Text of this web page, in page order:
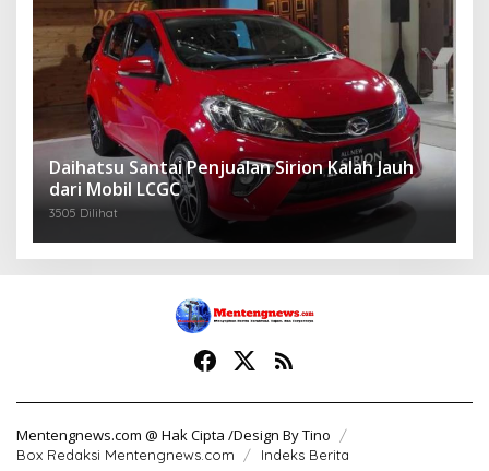
Daihatsu Santai Penjualan Sirion Kalah Jauh
dari Mobil LCGC
3505 Dilihat
Mentengnews.com @ Hak Cipta /Design By Tino
Box Redaksi Mentengnews.com Indeks Berita